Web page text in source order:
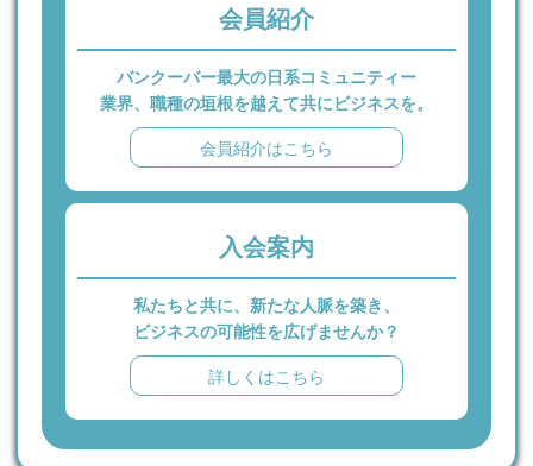
会員紹介
バンクーバー最大の日系コミュニティー
業界、職種の垣根を越えて共にビジネスを。
会員紹介はこちら
入会案内
私たちと共に、新たな人脈を築き、
ビジネスの可能性を広げませんか？
詳しくはこちら